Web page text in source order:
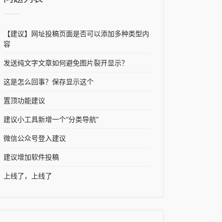
【建议】网址投稿页面是否可以添加多种类型内
容
发送纯文字文章如何避免图片裂开显示？
这是怎么回事？保存显示这个
置顶功能建议
建议小工具新增一个“分类导航”
微信公众号登入建议
建议增加软件投稿
上线了，上线了